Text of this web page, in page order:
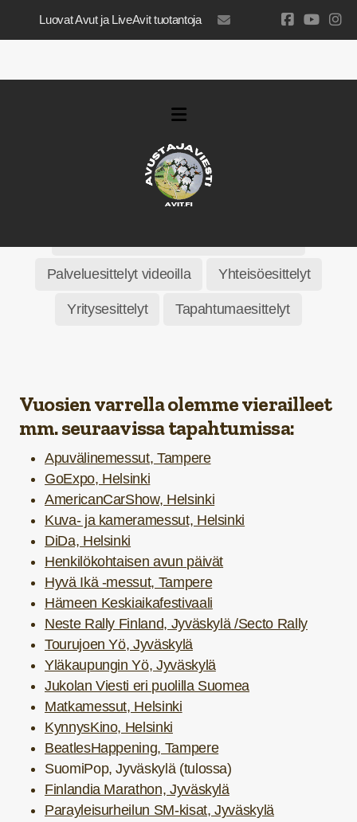
Luovat Avut ja LiveAvit tuotantoja luovatavut@gmail.com
Palveluesittelyt videoilla Yhteisöesittelyt
Yritysesittelyt Tapahtumaesittelyt
Vuosien varrella olemme vierailleet
mm. seuraavissa tapahtumissa:
Apuvälinemessut, Tampere
GoExpo, Helsinki
AmericanCarShow, Helsinki
Kuva- ja kameramessut, Helsinki
DiDa, Helsinki
Henkilökohtaisen avun päivät
Hyvä Ikä -messut, Tampere
Hämeen Keskiaikafestivaali
Neste Rally Finland, Jyväskylä /Secto Rally
Tourujoen Yö, Jyväskylä
Yläkaupungin Yö, Jyväskylä
Jukolan Viesti eri puolilla Suomea
Matkamessut, Helsinki
KynnysKino, Helsinki
BeatlesHappening, Tampere
SuomiPop, Jyväskylä (tulossa)
Finlandia Marathon, Jyväskylä
Parayleisurheilun SM-kisat, Jyväskylä